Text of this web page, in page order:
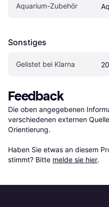
Aquarium-Zubehör
Sonstiges
Gelistet bei Klarna
Feedback
Die oben angegebenen
verschiedenen externen
Orientierung.
Haben Sie etwas an diesem
stimmt? Bitte melde sie hier.